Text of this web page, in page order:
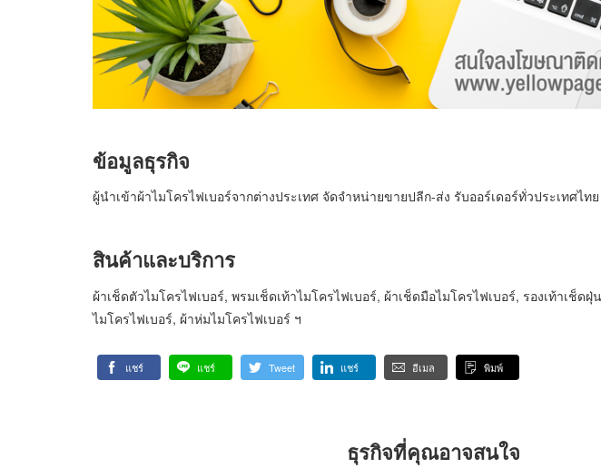
ข้อมูลธุรกิจ
ผู้นำเข้าผ้าไมโครไฟเบอร์จากต่างประเทศ จัดจำหน่ายขายปลีก-ส่ง รับออร์เดอร์ทั่วประเทศไทย
สินค้าและบริการ
ผ้าเช็ดตัวไมโครไฟเบอร์, พรมเช็ดเท้าไมโครไฟเบอร์, ผ้าเช็ดมือไมโครไฟเบอร์, รองเท้าเช็ด
ไมโครไฟเบอร์, ผ้าห่มไมโครไฟเบอร์ ฯ
แชร์ แชร์ Tweet แชร์ อีเมล พิมพ์
ธุรกิจที่คุณอาจสนใจ